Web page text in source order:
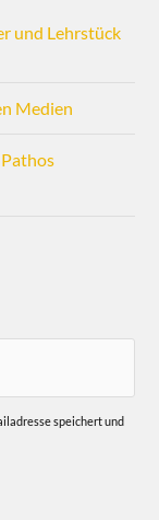
und Lehrstück
Medien
Pathos
speichert und